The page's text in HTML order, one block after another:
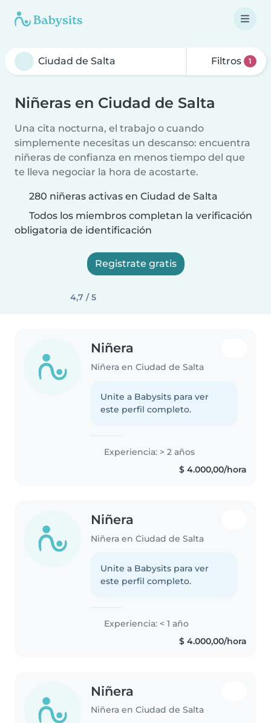
Filtros 1
Niñeras en Ciudad de Salta
Una cita nocturna, el trabajo o cuando
simplemente necesitas un descanso: encuentra
niñeras de confianza en menos tiempo del que
te lleva negociar la hora de acostarte.
280 niñeras activas en Ciudad de Salta
Todos los miembros completan la verificación
obligatoria de identificación
Registrate gratis
4,7 / 5
Niñera
Niñera en Ciudad de Salta
Unite a Babysits para ver
este perfil completo.
Experiencia: > 2 años
$ 4.000,00/hora
Niñera
Niñera en Ciudad de Salta
Unite a Babysits para ver
este perfil completo.
Experiencia: < 1 año
$ 4.000,00/hora
Niñera
Niñera en Ciudad de Salta